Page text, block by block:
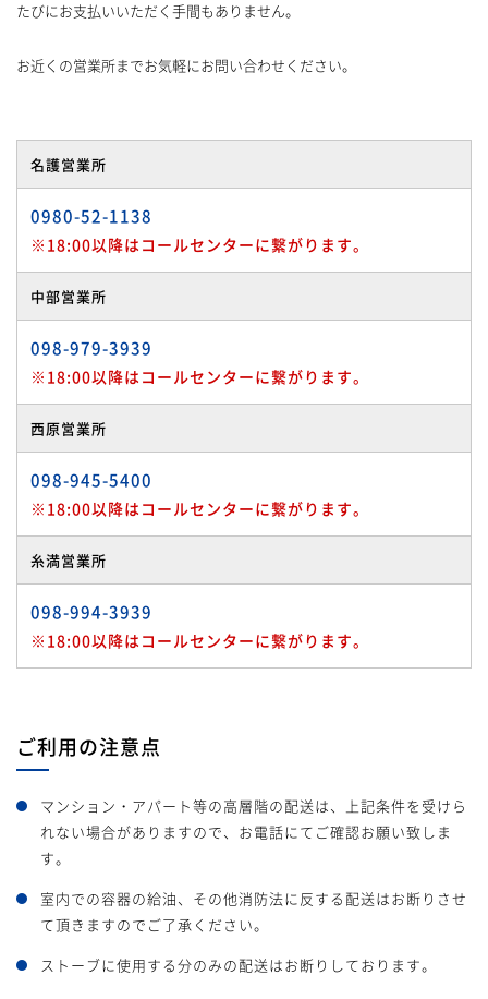
たびにお支払いいただく手間もありません。
お近くの営業所までお気軽にお問い合わせください。
名護営業所
0980-52-1138
※18:00以降はコールセンターに繋がります。
中部営業所
098-979-3939
※18:00以降はコールセンターに繋がります。
西原営業所
098-945-5400
※18:00以降はコールセンターに繋がります。
糸満営業所
098-994-3939
※18:00以降はコールセンターに繋がります。
ご利用の注意点
マンション・アパート等の高層階の配送は、上記条件を受けら
れない場合がありますので、お電話にてご確認お願い致しま
す。
室内での容器の給油、その他消防法に反する配送はお断りさせ
て頂きますのでご了承ください。
ストーブに使用する分のみの配送はお断りしております。